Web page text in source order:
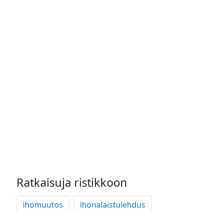
Ratkaisuja ristikkoon
ihomuutos ihonalaistulehdus